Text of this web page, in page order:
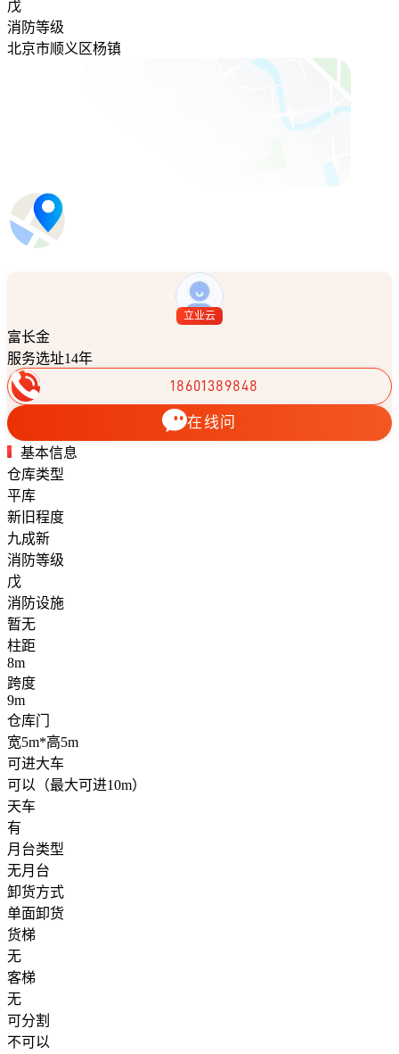
戊
消防等级
北京市顺义区杨镇
立业云
富长金
服务选址14年
18601389848
在线问
基本信息
仓库类型
平库
新旧程度
九成新
消防等级
戊
消防设施
暂无
柱距
8m
跨度
9m
仓库门
宽5m*高5m
可进大车
可以（最大可进10m）
天车
有
月台类型
无月台
卸货方式
单面卸货
货梯
无
客梯
无
可分割
不可以